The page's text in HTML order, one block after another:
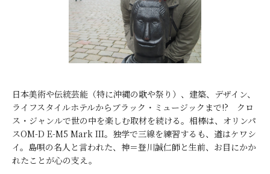
日本美術や伝統芸能（特に沖縄の歌や祭り）、建築、デザイン、
ライフスタイルホテルからブラック・ミュージックまで!? クロ
ス・ジャンルで世の中を楽しむ取材を続ける。相棒は、オリンパ
スOM-D E-M5 Mark III。独学で三線を練習するも、道はケワシ
イ。島唄の名人と言われた、神＝登川誠仁師と生前、お目にかか
れたことが心の支え。